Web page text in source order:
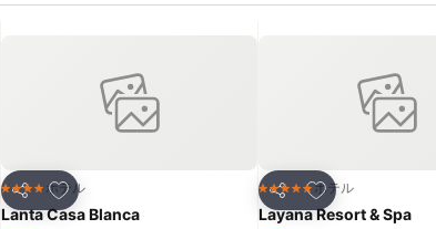
シェア
お気に入りに追加
4 ホテルのランク
ホテル
Lanta Casa Blanca
シェア
お気に入りに追加
5 ホテルのランク
ホテル
Layana Resort & Spa